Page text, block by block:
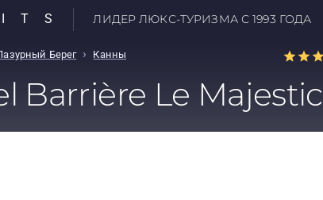
ЛИДЕР ЛЮКС-ТУРИЗМА С 1993 ГОДА
Берег › Канны
Barrière Le Majestic